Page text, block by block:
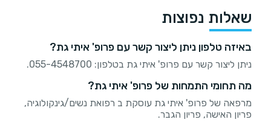
שאלות נפוצות
באיזה טלפון ניתן ליצור קשר עם פרופ' איתי גת?
ניתן ליצור קשר עם פרופ' איתי גת בטלפון: 055-4548700.
מה תחומי התמחות של פרופ' איתי גת?
מרפאה של פרופ' איתי גת עוסקת ב רפואת נשים/גינקולוגיה,
פריון האישה, פריון הגבר.